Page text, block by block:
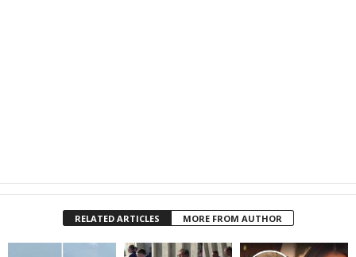
RELATED ARTICLES MORE FROM AUTHOR